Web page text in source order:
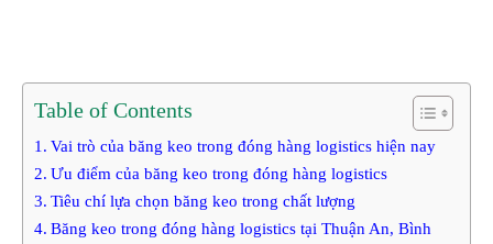
Table of Contents
Vai trò của băng keo trong đóng hàng logistics hiện nay
Ưu điểm của băng keo trong đóng hàng logistics
Tiêu chí lựa chọn băng keo trong chất lượng
Băng keo trong đóng hàng logistics tại Thuận An, Bình